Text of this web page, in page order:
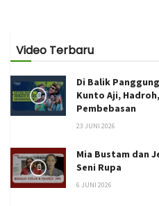
Video Terbaru
Di Balik
Kunto Aji,
Pembebasan
23 JUNI 2026
Mia Bustam dan
Seni Rupa
6 JUNI 2026